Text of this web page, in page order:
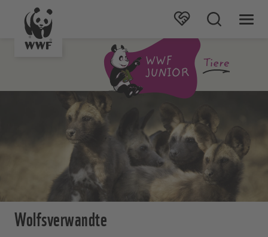
Wolfsverwandte